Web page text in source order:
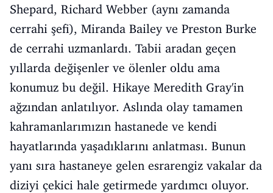
Shepard, Richard Webber (aynı zamanda
cerrahi şefi), Miranda Bailey ve Preston Burke
de cerrahi uzmanlardı. Tabii aradan geçen
yıllarda değişenler ve ölenler oldu ama
konumuz bu değil. Hikaye Meredith Gray'in
ağzından anlatılıyor. Aslında olay tamamen
kahramanlarımızın hastanede ve kendi
hayatlarında yaşadıklarını anlatması. Bunun
yanı sıra hastaneye gelen esrarengiz vakalar da
diziyi çekici hale getirmede yardımcı oluyor.